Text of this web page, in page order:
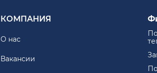
КОМПАНИЯ
О нас
Вакансии